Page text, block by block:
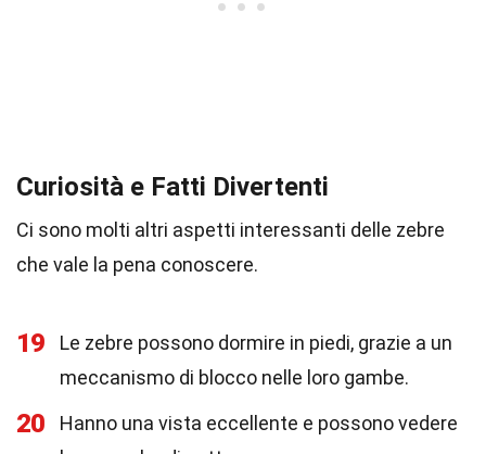
Curiosità e Fatti Divertenti
Ci sono molti altri aspetti interessanti delle zebre
che vale la pena conoscere.
19
Le zebre possono dormire in piedi, grazie a un
meccanismo di blocco nelle loro gambe.
20
Hanno una vista eccellente e possono vedere